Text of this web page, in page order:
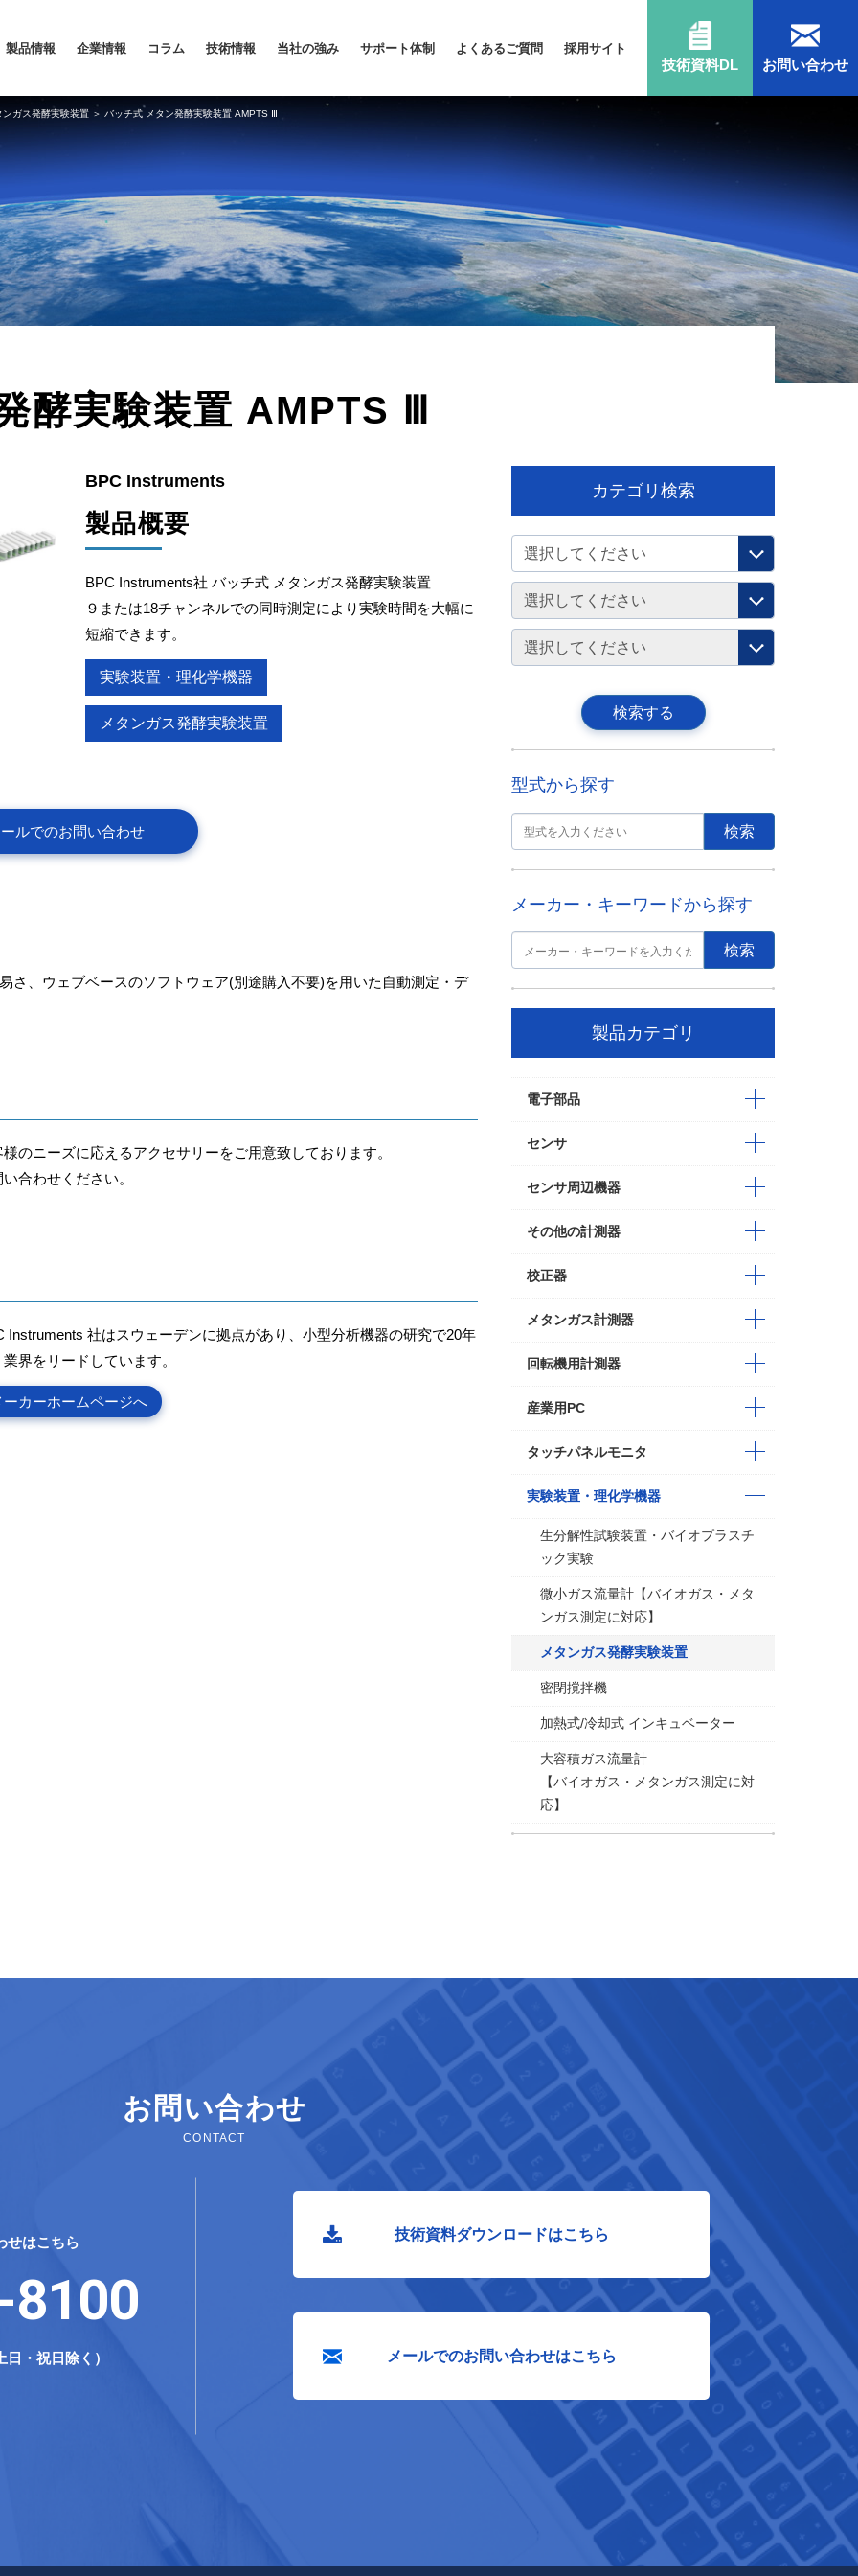
製品情報 企業情報 コラム 技術情報 当社の強み サポート体制 よくあるご質問 採用サイト
技術資料DL お問い合わせ
ンガス発酵実験装置 ＞ バッチ式 メタン発酵実験装置 AMPTS Ⅲ
酵実験装置 AMPTS Ⅲ
BPC Instruments
製品概要
BPC Instruments社 バッチ式 メタンガス発酵実験装置
９または18チャンネルでの同時測定により実験時間を大幅に
短縮できます。
実験装置・理化学機器
メタンガス発酵実験装置
ルでのお問い合わせ
さ、ウェブベースのソフトウェア(別途購入不要)を用いた自動測定・デ
様のニーズに応えるアクセサリーをご用意致しております。
合わせください。
Instruments 社はスウェーデンに拠点があり、小型分析機器の研究で20年
業界をリードしています。
ーカーホームページへ
カテゴリ検索
型式から探す
メーカー・キーワードから探す
製品カテゴリ
電子部品
センサ
センサ周辺機器
その他の計測器
校正器
メタンガス計測器
回転機用計測器
産業用PC
タッチパネルモニタ
実験装置・理化学機器
生分解性試験装置・バイオプラスチ
ック実験
微小ガス流量計【バイオガス・メタ
ンガス測定に対応】
メタンガス発酵実験装置
密閉撹拌機
加熱式/冷却式 インキュベーター
大容積ガス流量計
【バイオガス・メタンガス測定に対
応】
お問い合わせ
CONTACT
せはこちら
・祝日除く）
技術資料ダウンロードはこちら
メールでのお問い合わせはこちら